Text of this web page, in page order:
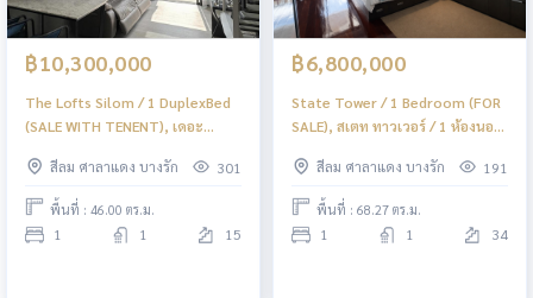
฿10,300,000
The Lofts Silom / 1 DuplexBed
(SALE WITH TENENT), เดอะ
ผู้เช่า) PT048
สีลม ศาลาแดง บางรัก 301
พื้นที่ : 46.00 ตร.ม.
1 1 15
฿6,800,000
State Tower / 1 Bedroom (FOR
SALE), สเตท ทาวเวอร์ / 1 ห้องนอน
สีลม ศาลาแดง บางรัก
191
พื้นที่ : 68.27 ตร.ม.
1 1 34